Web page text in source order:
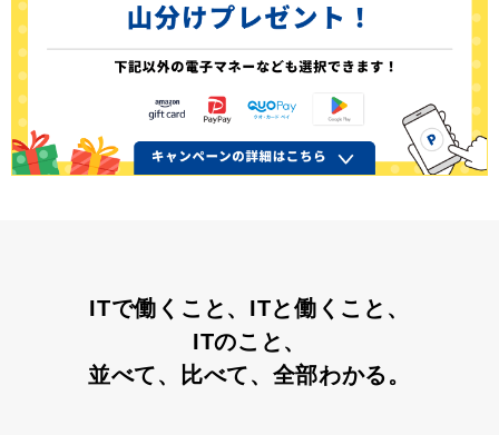
ITで働くこと、ITと働くこと、
ITのこと、
並べて、比べて、全部わかる。